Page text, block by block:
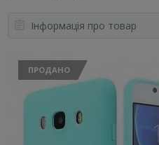
Інформація про товар
ПРОДАНО